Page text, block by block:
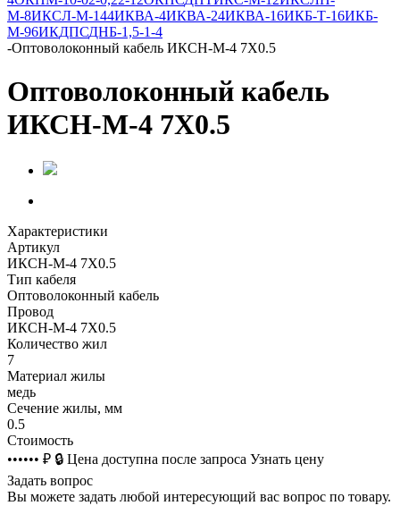
М-8ИКСЛ-М-144ИКВА-4ИКВА-24ИКВА-16ИКБ-Т-16ИКБ-
М-96ИКДПСДНБ-1,5-1-4
-Оптоволоконный кабель ИКСН-М-4 7Х0.5
Оптоволоконный кабель
ИКСН-М-4 7Х0.5
Характеристики
Артикул
ИКСН-М-4 7Х0.5
Тип кабеля
Оптоволоконный кабель
Провод
ИКСН-М-4 7Х0.5
Количество жил
7
Материал жилы
медь
Сечение жилы, мм
0.5
Стоимость
•••••• ₽ 🔒 Цена доступна после запроса Узнать цену
Задать вопрос
Вы можете задать любой интересующий вас вопрос по товару.